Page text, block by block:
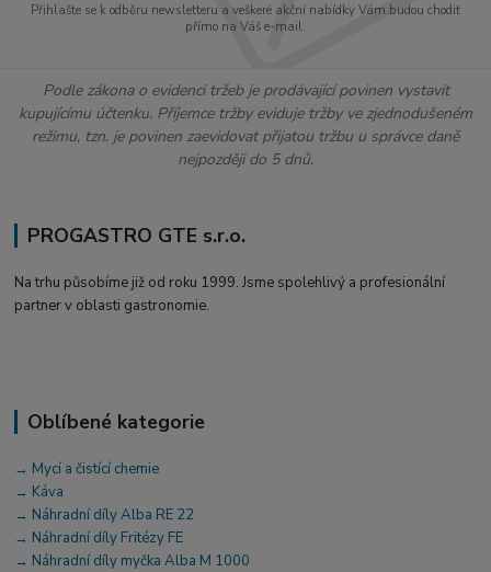
Přihlašte se k odběru newsletteru a veškeré akční nabídky Vám budou chodit
přímo na Váš e-mail.
Podle zákona o evidenci tržeb je prodávající povinen vystavit
kupujícímu účtenku. Příjemce tržby eviduje tržby ve zjednodušeném
režimu, tzn. je povinen zaevidovat přijatou tržbu u správce daně
nejpozději do 5 dnů.
PROGASTRO GTE s.r.o.
Na trhu působíme již od roku 1999. Jsme spolehlivý a profesionální
partner v oblasti gastronomie.
Oblíbené kategorie
→ Mycí a čistící chemie
→ Káva
→ Náhradní díly Alba RE 22
→ Náhradní díly Fritézy FE
→ Náhradní díly myčka Alba M 1000